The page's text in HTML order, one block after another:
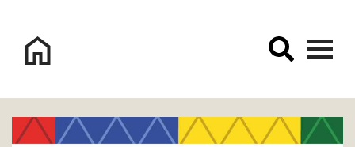
Logo Sorsele Webbportal